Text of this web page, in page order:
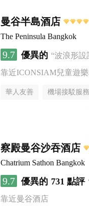
曼谷半島酒店
The Peninsula Bangkok
9.7 優異的 “波浪形
靠近ICONSIAM兒童遊
華人友善 機場接駁服務
察殿曼谷沙吞酒店
Chatrium Sathon Bangkok
9.7 優異的 731 點評
靠近曼谷酒店